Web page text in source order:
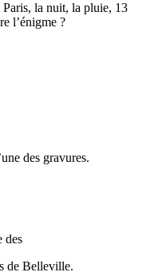
la nuit, la pluie, 13
l’énigme ?
des gravures.
des
de Belleville.